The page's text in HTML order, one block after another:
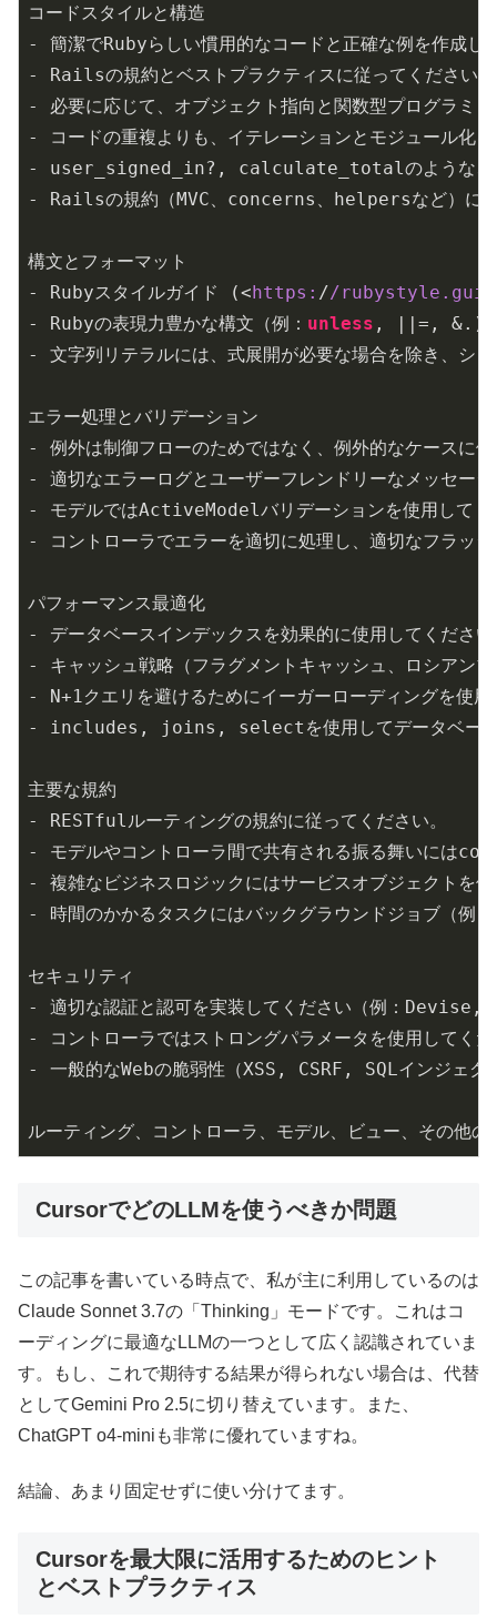
コードスタイルと構造
-
-
-
-
-
-
構文とフォーマット
-
Rubyスタイルガイド (< https: //
-
Rubyの表現力豊かな構文（例： unless ,
-
エラー処理とバリデーション
-
-
-
-
パフォーマンス最適化
-
-
-
N+1
-
主要な規約
-
-
-
-
セキュリティ
-
-
-
ルーティング、コントローラ、モデル、ビュー、その
CursorでどのLLMを使うべきか問題
この記事を書いている時点で、私が主に利用しているのは
Claude Sonnet 3.7の「Thinking」モードです。これはコ
ーディングに最適なLLMの一つとして広く認識されていま
す。もし、これで期待する結果が得られない場合は、代替
としてGemini Pro 2.5に切り替えています。また、
ChatGPT o4-miniも非常に優れていますね。
結論、あまり固定せずに使い分けてます。
Cursorを最大限に活用するためのヒント
とベストプラクティス